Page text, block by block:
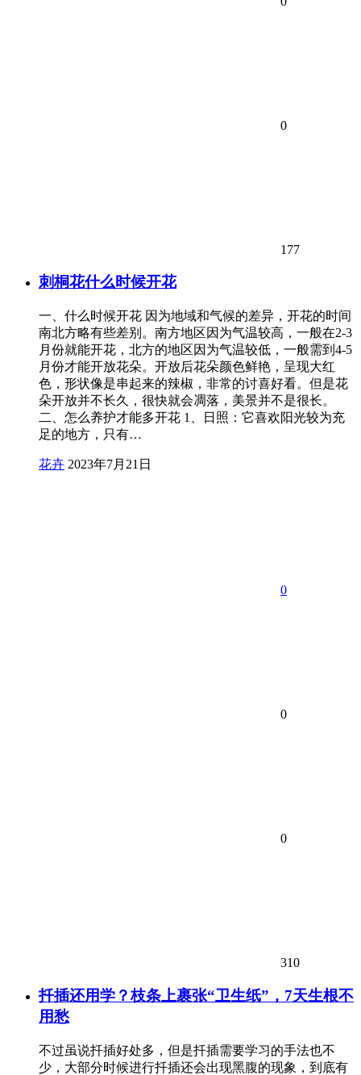
0
177
刺桐花什么时候开花
一、什么时候开花 因为地域和气候的差异，开花的时间
南北方略有些差别。南方地区因为气温较高，一般在2-3
月份就能开花，北方的地区因为气温较低，一般需到4-5
月份才能开放花朵。开放后花朵颜色鲜艳，呈现大红
色，形状像是串起来的辣椒，非常的讨喜好看。但是花
朵开放并不长久，很快就会凋落，美景并不是很长。
二、怎么养护才能多开花 1、日照：它喜欢阳光较为充
足的地方，只有…
花卉 2023年7月21日
0
0
0
310
扦插还用学？枝条上裹张“卫生纸”，7天生根不
用愁
不过虽说扦插好处多，但是扦插需要学习的手法也不
少，大部分时候进行扦插还会出现黑腹的现象，到底有